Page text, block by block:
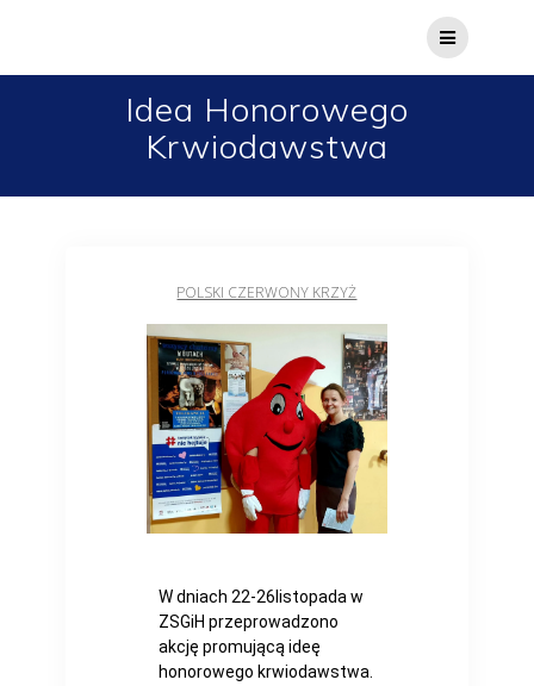
Idea Honorowego
Krwiodawstwa
POLSKI CZERWONY KRZYŻ
W dniach 22-26listopada w
ZSGiH przeprowadzono
akcję promującą ideę
honorowego krwiodawstwa.